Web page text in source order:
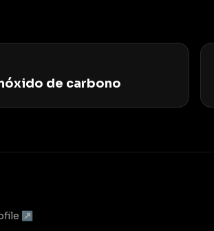
de carbono
↗